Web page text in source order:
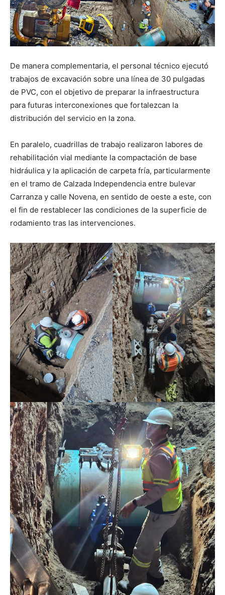
De manera complementaria, el personal técnico ejecutó
trabajos de excavación sobre una línea de 30 pulgadas
de PVC, con el objetivo de preparar la infraestructura
para futuras interconexiones que fortalezcan la
distribución del servicio en la zona.
En paralelo, cuadrillas de trabajo realizaron labores de
rehabilitación vial mediante la compactación de base
hidráulica y la aplicación de carpeta fría, particularmente
en el tramo de Calzada Independencia entre bulevar
Carranza y calle Novena, en sentido de oeste a este, con
el fin de restablecer las condiciones de la superficie de
rodamiento tras las intervenciones.